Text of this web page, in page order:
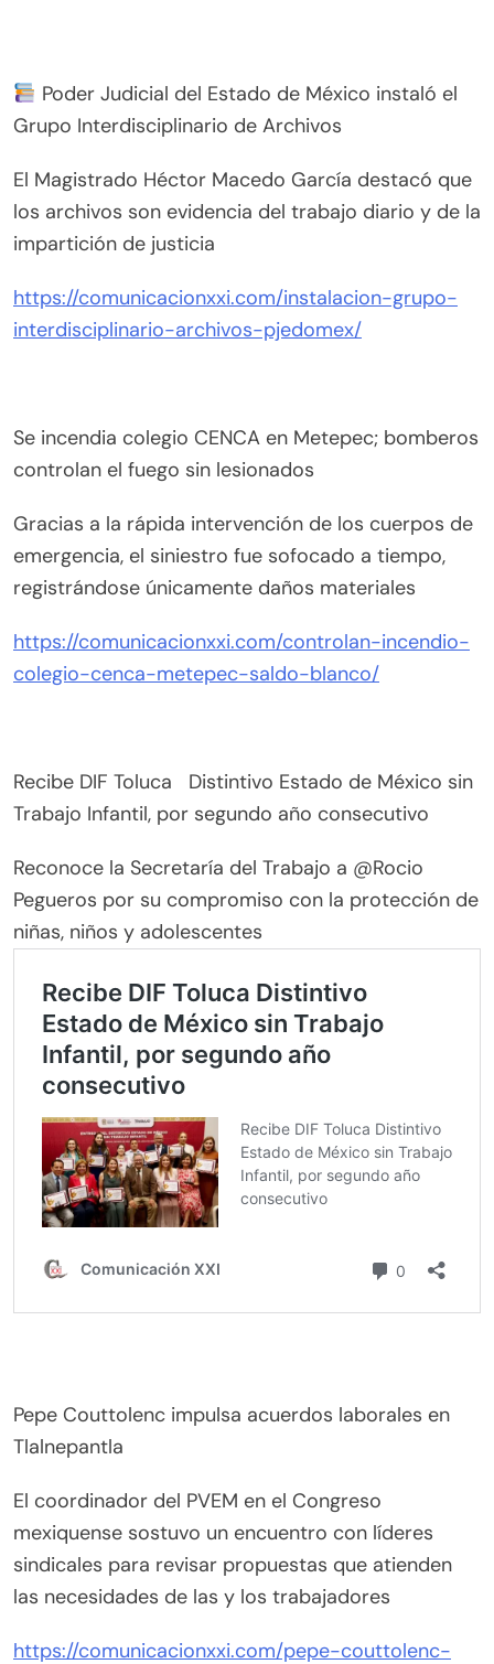
Poder Judicial del Estado de México instaló el
Grupo Interdisciplinario de Archivos
El Magistrado Héctor Macedo García destacó que
los archivos son evidencia del trabajo diario y de la
impartición de justicia
https://comunicacionxxi.com/instalacion-grupo-
interdisciplinario-archivos-pjedomex/
Se incendia colegio CENCA en Metepec; bomberos
controlan el fuego sin lesionados
Gracias a la rápida intervención de los cuerpos de
emergencia, el siniestro fue sofocado a tiempo,
registrándose únicamente daños materiales
https://comunicacionxxi.com/controlan-incendio-
colegio-cenca-metepec-saldo-blanco/
Recibe DIF Toluca Distintivo Estado de México sin
Trabajo Infantil, por segundo año consecutivo
Reconoce la Secretaría del Trabajo a @Rocio
Pegueros por su compromiso con la protección de
niñas, niños y adolescentes
Pepe Couttolenc impulsa acuerdos laborales en
Tlalnepantla
El coordinador del PVEM en el Congreso
mexiquense sostuvo un encuentro con líderes
sindicales para revisar propuestas que atienden
las necesidades de las y los trabajadores
https://comunicacionxxi.com/pepe-couttolenc-